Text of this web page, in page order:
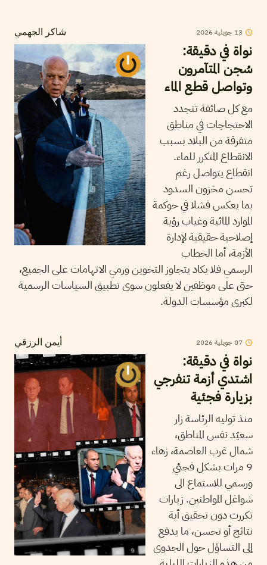
شاكر الجهمي 13 جويلية2026
نواة في دقيقة:
سُجن المتآمرون
وتواصل قطع الماء
مع كل صائفة تتجدد
الاحتجاجات في مناطق
متفرقة من البلاد بسبب
الانقطاع المتكرر للماء.
انقطاع يتواصل رغم
تحسن مخزون السدود
بما يعكس فشلا في حوكمة
الموارد المائية وغياب رؤية
إصلاحية حقيقية لإدارة
الأزمة، أما الخطاب
الرسمي فلا يكاد يتجاوز التخوين ورمي الاتهامات على الجميع،
حتى على موظفين لا يفعلون سوى تطبيق السياسات الرسمية
لكبرى مؤسسات الدولة.
أيمن الرزقي 07جويلية2026
نواة في دقيقة:
اشتدي أزمة تنفرجي
بزيارة فجئية
منذ توليه الرئاسة زار
سعيّد نفس المناطق،
شمال غرب العاصمة، زهاء
9 مرات بشكل فجئي
ورسمي للاستماع الى
شواغل المواطنين. زيارات
تكررت دون تحقيق أية
نتائج أو تحسن، ما يدفع
إلى التساؤل حول الجدوى